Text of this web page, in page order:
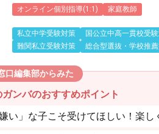
オンライン個別指導(1:1) 家庭教師
私立中学受験対策 国公立中高一貫校受
難関私立受験対策
総合型選抜・学校推
口編集部からみた
ンバのおすすめポイント
嫌い」な子こそ受けてほしい！楽